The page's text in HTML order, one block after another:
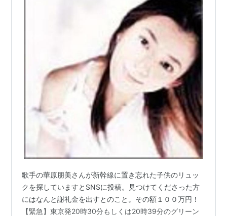
1995.09.16 keep yourself alive
1996.03.27 I'm proud
1996.10.23 save your dream
2001.12.12 TOMOMI KAHALA FIRST LIVE 2001〜
待っててくれてアリガトウ〜
2001.12.12 TOMOMI KAHALA FIRST LIVE 2001〜
待っててくれてアリガトウ〜
2002.03.27 very best of MUSIC CLIPS
2005.12.07 10th Anniversary Celebration 華原朋
美 Concert 2005
2005.12.14 very best of MUSIC CLIPS（廉価
版）
2006.05.26 サウンド・オブ・ミュージック ＜フ
歌手の華原朋美さんが新幹線に置き忘れた子供のリュッ
クを探していますとSNSに投稿。見つけてくださった方
にはなんと謝礼金を出すとのこと。その額１００万円！
【緊急】東京発20時30分もしくは20時39分のグリーン